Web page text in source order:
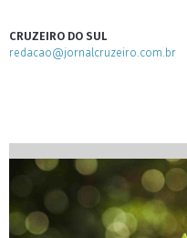
CRUZEIRO DO SUL
redacao@jornalcruzeiro.com.br